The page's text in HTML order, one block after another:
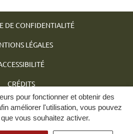
pour fonctionner et obtenir des
améliorer l'utilisation, vous pouvez
vous souhaitez activer.
DE CONFIDENTIALITÉ
LÉGALES
CRÉDITS
PLAN DU SITE
MES COOKIES